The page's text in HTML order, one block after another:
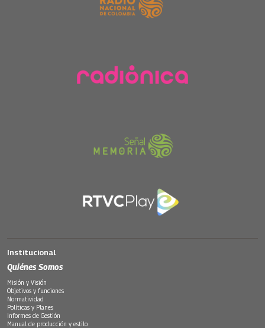
Institucional
Quiénes Somos
Misión y Visión
Objetivos y funciones
Normatividad
Políticas y Planes
Informes de Gestión
Manual de producción y estilo